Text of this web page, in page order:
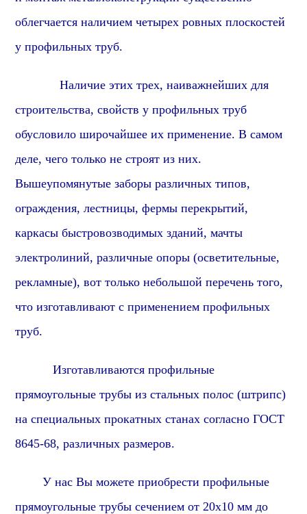
облегчается наличием четырех ровных плоскостей
у профильных труб.
Наличие этих трех, наиважнейших для
строительства, свойств у профильных труб
обусловило широчайшее их применение. В самом
деле, чего только не строят из них.
Вышеупомянутые заборы различных типов,
ограждения, лестницы, фермы перекрытий,
каркасы быстровозводимых зданий, мачты
электролиний, различные опоры (осветительные,
рекламные), вот только небольшой перечень того,
что изготавливают с применением профильных
труб.
Изготавливаются профильные
прямоугольные трубы из стальных полос (штрипс)
на специальных прокатных станах согласно ГОСТ
8645-68, различных размеров.
У нас Вы можете приобрести профильные
прямоугольные трубы сечением от 20х10 мм до